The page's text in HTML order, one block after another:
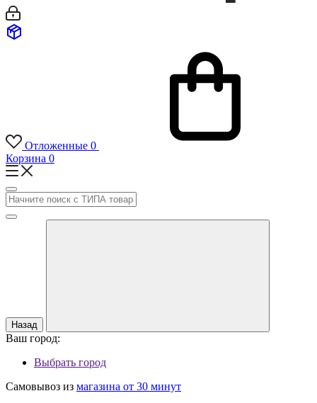
Отложенные 0
Корзина 0
Назад
Ваш город:
Выбрать город
Самовывоз из магазина от 30 минут